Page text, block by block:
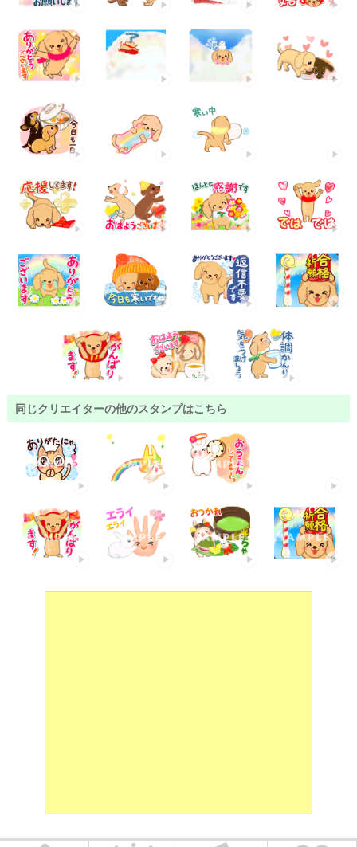
同じクリエイターの他のスタンプはこちら